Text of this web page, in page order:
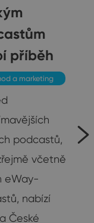
příběh
a marketing
podcastů,
včetně
eWay-
nabízí
České